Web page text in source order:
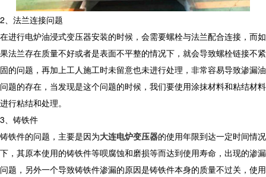
2、法兰连接问题
在进行电炉油浸式变压器安装的时候，会需要螺栓与法兰配合连接，而如
果法兰存在质量不好或者是表面不平整的情况下，就会导致螺栓链接不紧
固的问题，再加上工人施工时未留意也未进行处理，非常容易导致渗漏油
问题的存在，当发现是这个问题的时候，我们要使用涂抹材料和粘结材料
进行粘结和处理。
3、铸铁件
铸铁件的问题，主要是因为大连电炉变压器的使用年限到达一定时间情况
下，其原本使用的铸铁件等呗腐蚀和磨损等而达到使用寿命，出现的渗漏
问题，另外一个导致铸铁件渗漏的原因是铸铁件本身的质量不过关，使用